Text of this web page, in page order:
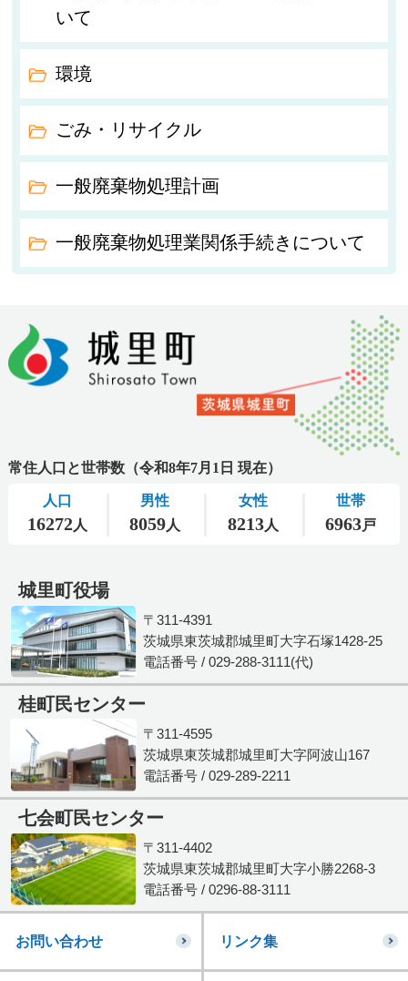
いて
環境
ごみ・リサイクル
一般廃棄物処理計画
一般廃棄物処理業関係手続きについて
城里町役場
〒311-4391
茨城県東茨城郡城里町大字石塚1428-25
電話番号 / 029-288-3111(代)
桂町民センター
〒311-4595
茨城県東茨城郡城里町大字阿波山167
電話番号 / 029-289-2211
七会町民センター
〒311-4402
茨城県東茨城郡城里町大字小勝2268-3
電話番号 / 0296-88-3111
お問い合わせ リンク集